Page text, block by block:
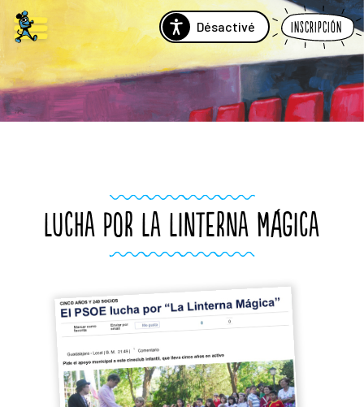
Désactivé Inscripción
LUCHA POR LA LINTERNA MÁGICA